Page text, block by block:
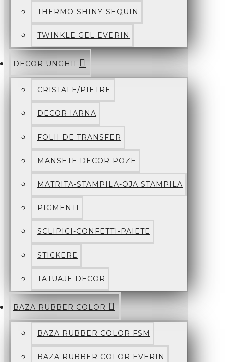
THERMO-SHINY-SEQUIN
TWINKLE GEL EVERIN
DECOR UNGHII
CRISTALE/PIETRE
DECOR IARNA
FOLII DE TRANSFER
MANSETE DECOR POZE
MATRITA-STAMPILA-OJA STAMPILA
PIGMENTI
SCLIPICI-CONFETTI-PAIETE
STICKERE
TATUAJE DECOR
BAZA RUBBER COLOR
BAZA RUBBER COLOR FSM
BAZA RUBBER COLOR EVERIN